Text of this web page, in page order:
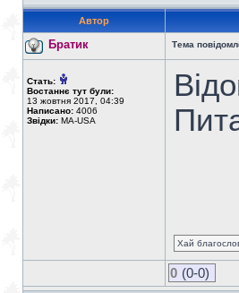
Автор
Братик Тема
Стать:
Востаннє тут були:
13 жовтня 2017, 04:39
Написано: 4006
Звідки: MA-USA
Хай
0 (0-0)